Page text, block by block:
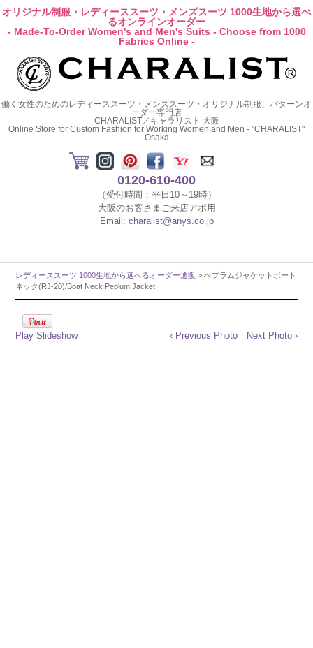
オリジナル制服・レディーススーツ・メンズスーツ 1000生地から選べ
るオンラインオーダー
- Made-To-Order Women's and Men's Suits - Choose from 1000
Fabrics Online -
働く女性のためのレディーススーツ・メンズスーツ・オリジナル制服、パターンオ
ーダー専門店
CHARALIST／キャラリスト 大阪
Online Store for Custom Fashion for Working Women and Men - "CHARALIST"
Osaka
0120-610-400
（受付時間：平日10～19時）
大阪のお客さまご来店アポ用
Email: charalist@anys.co.jp
レディーススーツ 1000生地から選べるオーダー通販 > ぺプラムジャケットボート
ネック(RJ-20)/Boat Neck Peplum Jacket
Play Slideshow ‹ Previous Photo Next Photo ›